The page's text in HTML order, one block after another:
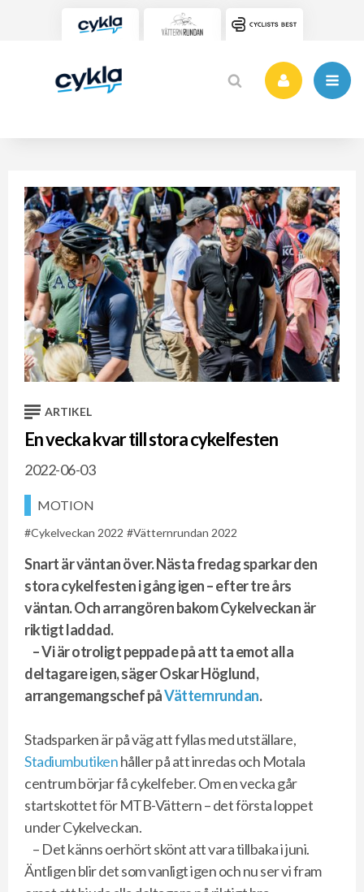
ARTIKEL
En vecka kvar till stora cykelfesten
2022-06-03
MOTION
Cykelveckan 2022 Vätternrundan 2022
Snart är väntan över. Nästa fredag sparkar den
stora cykelfesten i gång igen – efter tre års
väntan. Och arrangören bakom Cykelveckan är
riktigt laddad.
– Vi är otroligt peppade på att ta emot alla
deltagare igen, säger Oskar Höglund,
arrangemangschef påVätternrundan.
Stadsparken är på väg att fyllas med utställare,
Stadiumbutikenhåller på att inredas och Motala
centrum börjar få cykelfeber. Om en vecka går
startskottet för MTB-Vättern – det första loppet
under Cykelveckan.
– Det känns oerhört skönt att vara tillbaka i juni.
Äntligen blir det som vanligt igen och nu ser vi fram